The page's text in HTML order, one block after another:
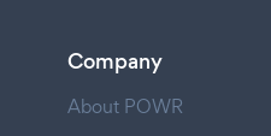
Company
About POWR